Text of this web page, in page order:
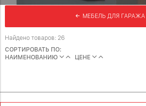
МЕБЕЛЬ ДЛЯ ГАРАЖА
Найдено товаров: 26
СОРТИРОВАТЬ ПО:
НАИМЕНОВАНИЮ
ЦЕНЕ